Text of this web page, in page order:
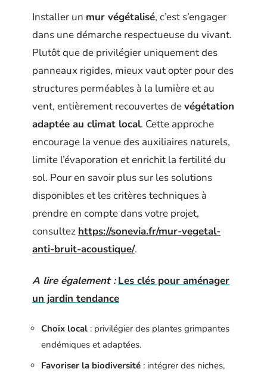
Installer un mur végétalisé, c’est s’engager
dans une démarche respectueuse du vivant.
Plutôt que de privilégier uniquement des
panneaux rigides, mieux vaut opter pour des
structures perméables à la lumière et au
vent, entièrement recouvertes devégétation
adaptée au climat local. Cette approche
encourage la venue des auxiliaires naturels,
limite l’évaporation et enrichit la fertilité du
sol. Pour en savoir plus sur les solutions
disponibles et les critères techniques à
prendre en compte dans votre projet,
consultez https://sonevia.fr/mur-vegetal-
anti-bruit-acoustique/.
A lire également : Les clés pour aménager
un jardin tendance
Choix local : privilégier des plantes grimpantes
endémiques et adaptées.
Favoriser la biodiversité : intégrer des niches,